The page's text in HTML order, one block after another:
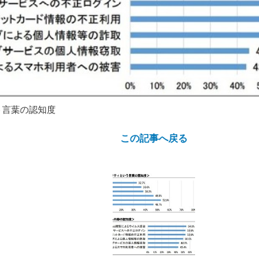
葉の認知度
この記事へ戻る